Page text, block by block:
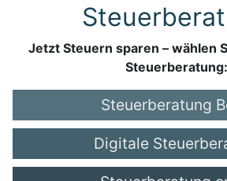
Jetzt Steuern sparen – wählen
Steuerberatung:
Steuerberatung
Digitale